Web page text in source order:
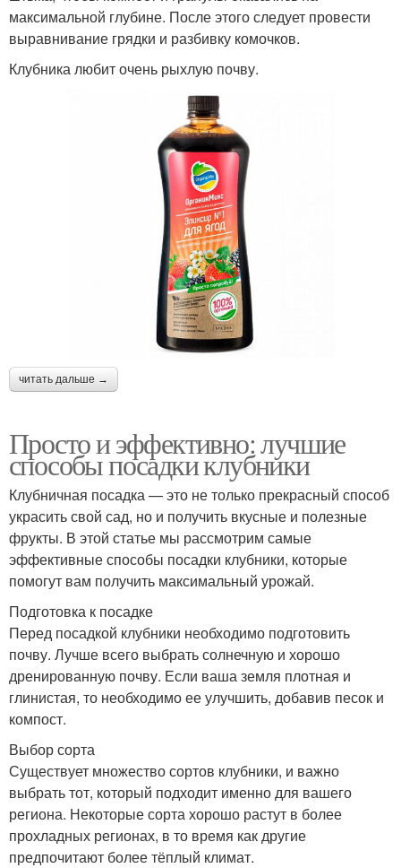
максимальной глубине. После этого следует провести
выравнивание грядки и разбивку комочков.
Клубника любит очень рыхлую почву.
читать дальше →
Просто и эффективно: лучшие
способы посадки клубники
Клубничная посадка — это не только прекрасный способ
украсить свой сад, но и получить вкусные и полезные
фрукты. В этой статье мы рассмотрим самые
эффективные способы посадки клубники, которые
помогут вам получить максимальный урожай.
Подготовка к посадке
Перед посадкой клубники необходимо подготовить
почву. Лучше всего выбрать солнечную и хорошо
дренированную почву. Если ваша земля плотная и
глинистая, то необходимо ее улучшить, добавив песок и
компост.
Выбор сорта
Существует множество сортов клубники, и важно
выбрать тот, который подходит именно для вашего
региона. Некоторые сорта хорошо растут в более
прохладных регионах, в то время как другие
предпочитают более тёплый климат.